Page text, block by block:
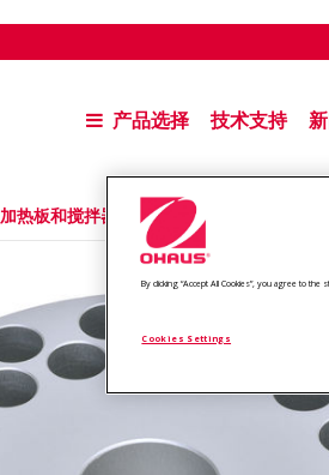
产品选择 技术支持
加热板和搅拌器附件 / 通用块 16 mm
By clicking “Accept All Cookies”, you agree to
Cookies Settings